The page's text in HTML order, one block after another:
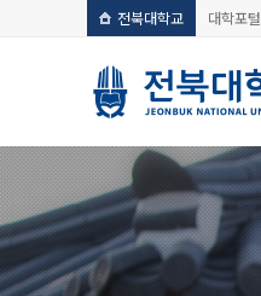
전북대학교 대학포털